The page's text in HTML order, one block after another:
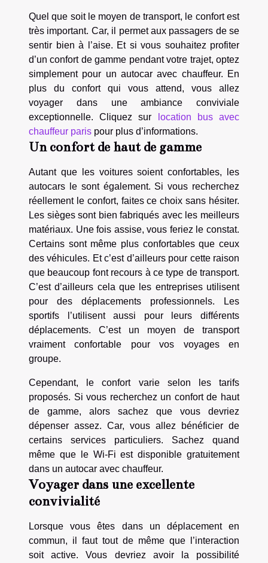
Quel que soit le moyen de transport, le confort est
très important. Car, il permet aux passagers de se
sentir bien à l’aise. Et si vous souhaitez profiter
d’un confort de gamme pendant votre trajet, optez
simplement pour un autocar avec chauffeur. En
plus du confort qui vous attend, vous allez
voyager dans une ambiance conviviale
exceptionnelle. Cliquez sur
location bus avec
chauffeur paris pour plus d’informations.
Un confort de haut de gamme
Autant que les voitures soient confortables, les
autocars le sont également. Si vous recherchez
réellement le confort, faites ce choix sans hésiter.
Les sièges sont bien fabriqués avec les meilleurs
matériaux. Une fois assise, vous feriez le constat.
Certains sont même plus confortables que ceux
des véhicules. Et c’est d’ailleurs pour cette raison
que beaucoup font recours à ce type de transport.
C’est d’ailleurs cela que les entreprises utilisent
pour des déplacements professionnels. Les
sportifs l’utilisent aussi pour leurs différents
déplacements. C’est un moyen de transport
vraiment confortable pour vos voyages en
groupe.
Cependant, le confort varie selon les tarifs
proposés. Si vous recherchez un confort de haut
de gamme, alors sachez que vous devriez
dépenser assez. Car, vous allez bénéficier de
certains services particuliers. Sachez quand
même que le Wi-Fi est disponible gratuitement
dans un autocar avec chauffeur.
Voyager dans une excellente
convivialité
Lorsque vous êtes dans un déplacement en
commun, il faut tout de même que l’interaction
soit active. Vous devriez avoir la possibilité